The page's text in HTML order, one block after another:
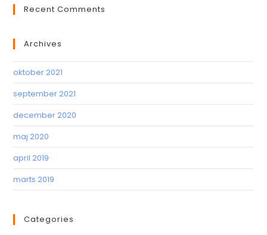
Recent Comments
Archives
oktober 2021
september 2021
december 2020
maj 2020
april 2019
marts 2019
Categories